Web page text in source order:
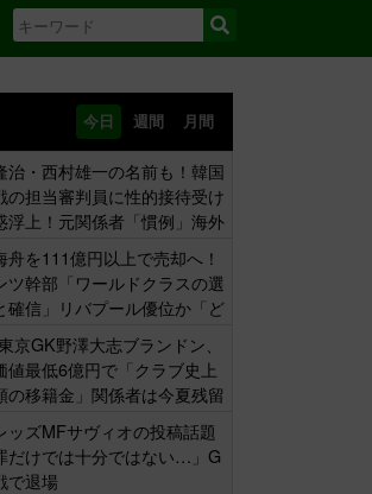
今日 週間 月間
治・西村雄一の名前も！韓国
の担当審判員に性的接待受け
浮上！元関係者「慣例」海外
舟を111億円以上で売却へ！
ツ幹部「ワールドクラスの選
確信」リバプール優位か「ど
だ」
京GK野澤大志ブランドン、
値最低6億円で「クラブ史上
の移籍金」関係者は今夏残留
ッズMFサヴィオの投稿話題
だけでは十分ではない…」G
で退場